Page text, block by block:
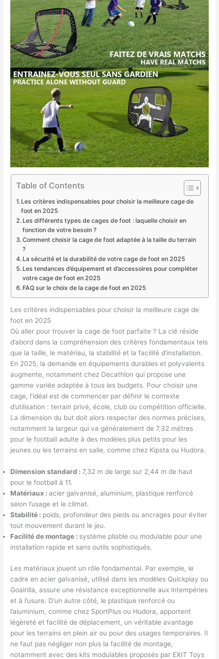
Table of Contents
Les critères indispensables pour choisir la meilleure cage de
foot en 2025
Les différents types de cages de foot : laquelle choisir en
fonction de votre besoin ?
Comment choisir la cage de foot adaptée à la taille du terrain
?
La sécurité et la durabilité de votre cage de foot en 2025
Les tendances d’équipement et d’accessoires pour compléter
votre cage de foot en 2025
FAQ sur le choix de la cage de foot en 2025
Les critères indispensables pour choisir la meilleure cage de
foot en 2025
Où aller pour trouver la cage de foot parfaite ? La clé réside
d’abord dans la compréhension des critères fondamentaux tels
que la taille, le matériau, la stabilité et la facilité d’installation.
En 2025, la demande en équipements durables et polyvalents
augmente, notamment chez Decathlon qui propose une
gamme variée adaptée à tous les budgets. Pour choisir une
cage, l’idéal est de commencer par définir le contexte
d’utilisation : terrain privé, école, club ou compétition officielle.
La dimension du but doit alors respecter des normes précises,
notamment la largeur qui va généralement de 7,32 mètres
pour le football adulte à des modèles plus petits pour les
jeunes ou les terrains en salle, comme chez Kipsta ou Hudora.
Dimension standard :7,32 m de large sur 2,44 m de haut
pour le football à 11.
Matériaux :acier galvanisé, aluminium, plastique renforcé
selon l’usage et le climat.
Stabilité : poids, profondeur des pieds ou ancrages pour éviter
tout mouvement durant le jeu.
Facilité de montage : système pliable ou modulable pour une
installation rapide et sans outils sophistiqués.
Les matériaux jouent un rôle fondamental. Par exemple, le
cadre en acier galvanisé, utilisé dans les modèles Quickplay ou
Goalrilla, assure une résistance exceptionnelle aux intempéries
et à l’usure. D’un autre côté, le plastique renforcé ou
l’aluminium, comme chez SportPlus ou Hudora, apportent
légèreté et facilité de déplacement, un véritable avantage
pour les terrains en plein air ou pour des usages temporaires. Il
ne faut pas négliger non plus la facilité de montage,
notamment avec des kits modulables proposés par EXIT Toys